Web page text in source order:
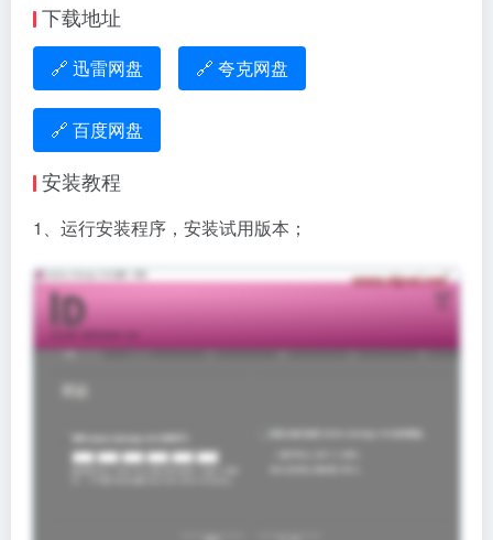
下载地址
🔗 迅雷网盘 🔗 夸克网盘
🔗 百度网盘
安装教程
1、运行安装程序，安装试用版本；